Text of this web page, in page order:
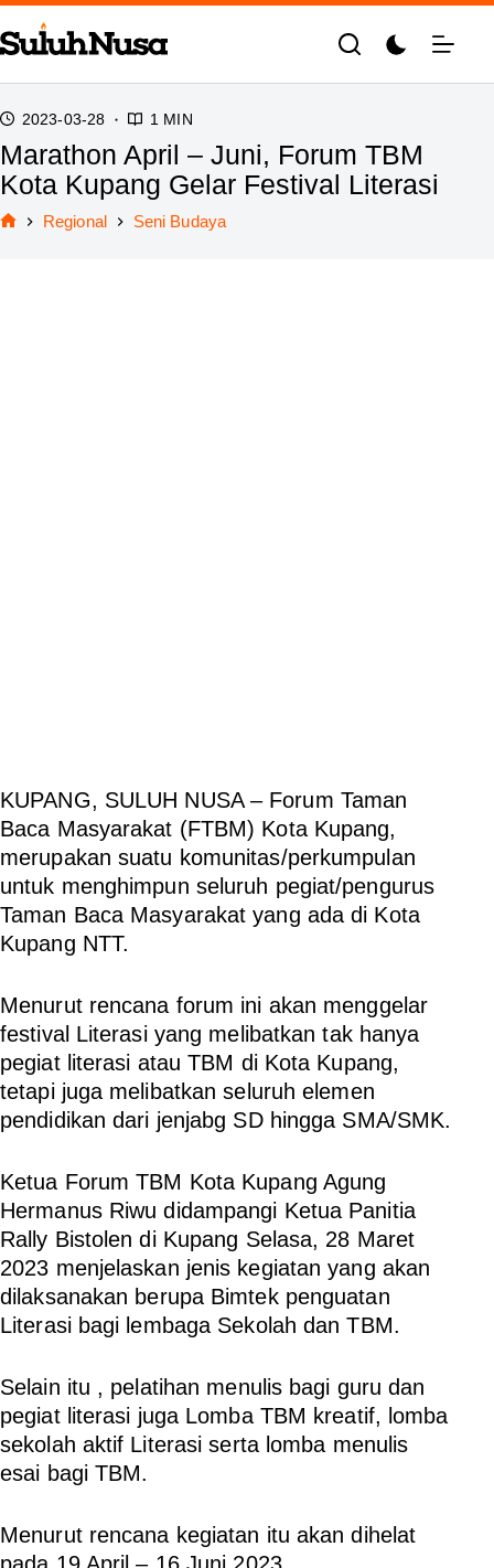
Skip
to
content
2023-03-28 1 MIN
Marathon April – Juni, Forum TBM
Kota Kupang Gelar Festival Literasi
Regional Seni Budaya
KUPANG, SULUH NUSA – Forum Taman
Baca Masyarakat (FTBM) Kota Kupang,
merupakan suatu komunitas/perkumpulan
untuk menghimpun seluruh pegiat/pengurus
Taman Baca Masyarakat yang ada di Kota
Kupang NTT.
Menurut rencana forum ini akan menggelar
festival Literasi yang melibatkan tak hanya
pegiat literasi atau TBM di Kota Kupang,
tetapi juga melibatkan seluruh elemen
pendidikan dari jenjabg SD hingga SMA/SMK.
Ketua Forum TBM Kota Kupang Agung
Hermanus Riwu didampangi Ketua Panitia
Rally Bistolen di Kupang Selasa, 28 Maret
2023 menjelaskan jenis kegiatan yang akan
dilaksanakan berupa Bimtek penguatan
Literasi bagi lembaga Sekolah dan TBM.
Selain itu , pelatihan menulis bagi guru dan
pegiat literasi juga Lomba TBM kreatif, lomba
sekolah aktif Literasi serta lomba menulis
esai bagi TBM.
Menurut rencana kegiatan itu akan dihelat